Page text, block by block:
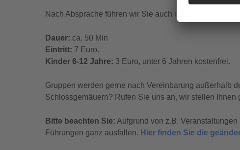
Nach Absprache führen wir Sie auch in englischer und
Dauer: ca. 50 Min
Eintritt: 7 Euro.
Kinder 6-12 Jahre: 3 Euro, unter 6 Jahren kostenfrei.
Gruppen werden gerne nach Vereinbarung außerhalb
Schlossgemäuern? Rufen Sie uns an, wir stellen
Bitte beachten Sie: Aufgrund von z.B.
Führungen ganz ausfallen. Hier finden Sie die